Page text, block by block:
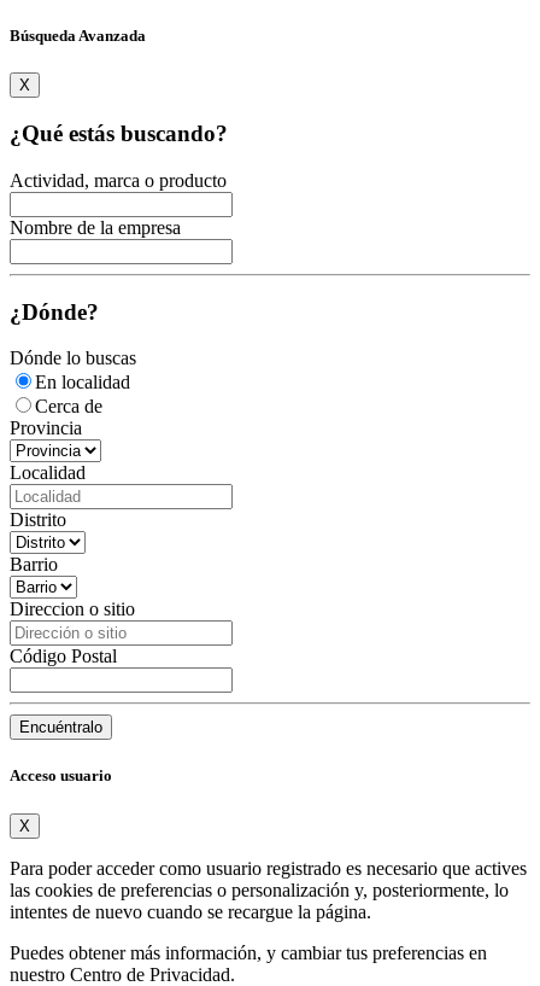
Búsqueda Avanzada
X
¿Qué estás buscando?
Actividad, marca o producto
Nombre de la empresa
¿Dónde?
Dónde lo buscas
En localidad
Cerca de
Provincia
Localidad
Distrito
Barrio
Direccion o sitio
Código Postal
Encuéntralo
Acceso usuario
X
Para poder acceder como usuario registrado es necesario que actives
las cookies de preferencias o personalización y, posteriormente, lo
intentes de nuevo cuando se recargue la página.
Puedes obtener más información, y cambiar tus preferencias en
nuestro Centro de Privacidad.